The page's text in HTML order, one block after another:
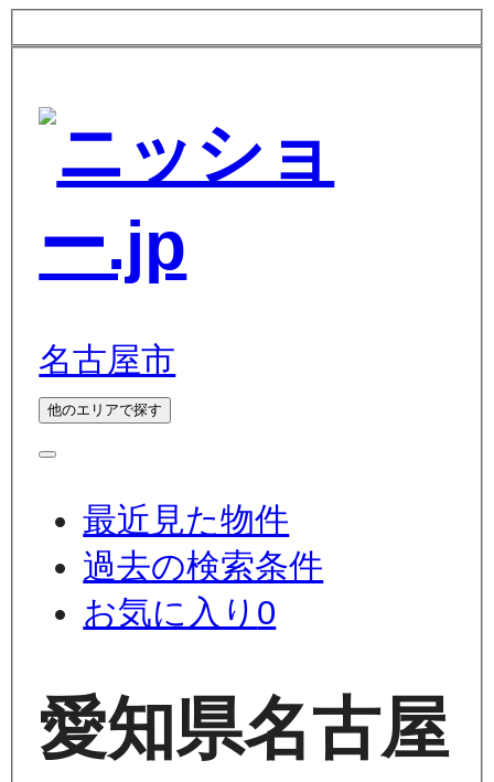
名古屋市
他のエリアで探す
最近見た物件
過去の検索条件
お気に入り 0
愛知県名古屋